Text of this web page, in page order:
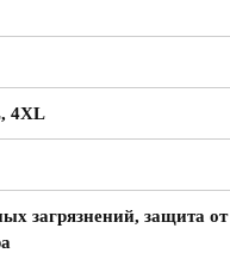
4XL
загрязнений, защита от